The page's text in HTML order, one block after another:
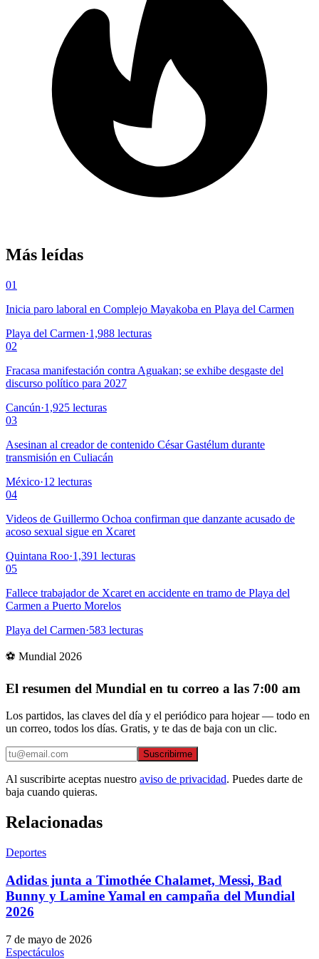
Más leídas
01
Inicia paro laboral en Complejo Mayakoba en Playa del Carmen
Playa del Carmen·1,988 lecturas
02
Fracasa manifestación contra Aguakan; se exhibe desgaste del
discurso político para 2027
Cancún·1,925 lecturas
03
Asesinan al creador de contenido César Gastélum durante
transmisión en Culiacán
México·12 lecturas
04
Videos de Guillermo Ochoa confirman que danzante acusado de
acoso sexual sigue en Xcaret
Quintana Roo·1,391 lecturas
05
Fallece trabajador de Xcaret en accidente en tramo de Playa del
Carmen a Puerto Morelos
Playa del Carmen·583 lecturas
⚽ Mundial 2026
El resumen del Mundial en tu correo a las 7:00 am
Los partidos, las claves del día y el periódico para hojear — todo en
un correo, todos los días. Gratis, y te das de baja con un clic.
Suscribirme
Al suscribirte aceptas nuestro aviso de privacidad. Puedes darte de
baja cuando quieras.
Relacionadas
Deportes
Adidas junta a Timothée Chalamet, Messi, Bad
Bunny y Lamine Yamal en campaña del Mundial
2026
7 de mayo de 2026
Espectáculos